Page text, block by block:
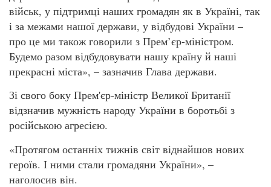
військ, у підтримці наших громадян як в Україні, так
і за межами нашої держави, у відбудові України –
про це ми також говорили з Прем’єр-міністром.
Будемо разом відбудовувати нашу країну й наші
прекрасні міста», – зазначив Глава держави.
Зі свого боку Прем'єр-міністр Великої Британії
відзначив мужність народу України в боротьбі з
російською агресією.
«Протягом останніх тижнів світ віднайшов нових
героїв. І ними стали громадяни України», –
наголосив він.